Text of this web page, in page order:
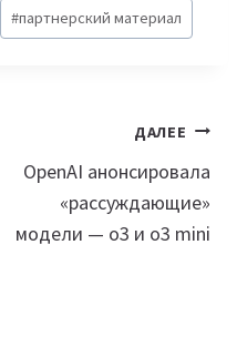
#партнерский материал
ДАЛЕЕ
OpenAI анонсировала
«рассуждающие»
модели — o3 и o3 mini